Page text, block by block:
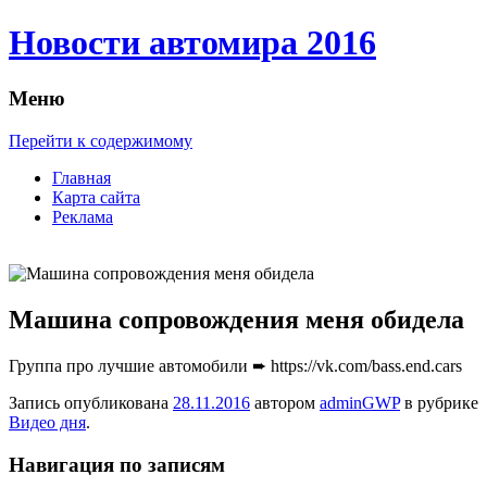
Новости автомира 2016
Меню
Перейти к содержимому
Главная
Карта сайта
Реклама
Машина сопровождения меня обидела
Группa про лучшие автомобили ➨ https://vk.com/bass.end.cars
Запись опубликована 28.11.2016 автором adminGWPв рубрике
Видео дня.
Навигация по записям